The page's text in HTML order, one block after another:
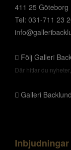
411 25 Göteborg
Tel: 031-711 23
Följ Galleri
Där hittar du
Galleri
Inbjudningar